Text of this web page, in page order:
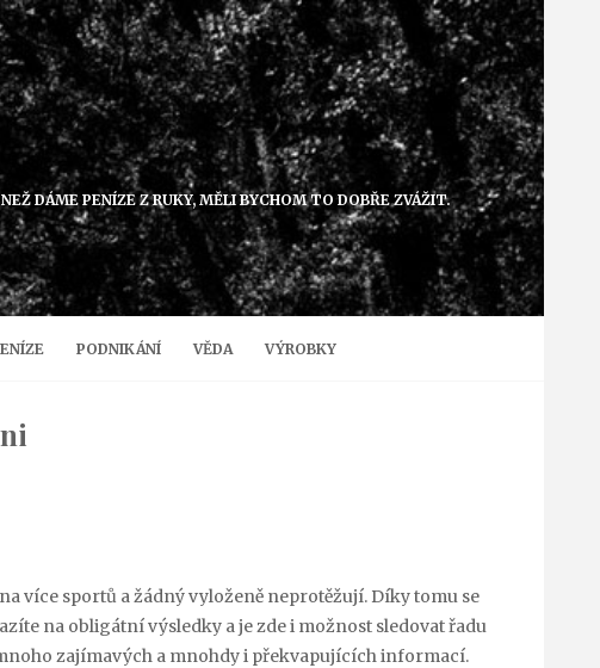
DÁME PENÍZE Z RUKY, MĚLI BYCHOM TO DOBŘE ZVÁŽIT.
PODNIKÁNÍ VĚDA VÝROBKY
více sportů a žádný vyloženě neprotěžují. Díky tomu se
na obligátní výsledky a je zde i možnost sledovat řadu
zajímavých a mnohdy i překvapujících informací.